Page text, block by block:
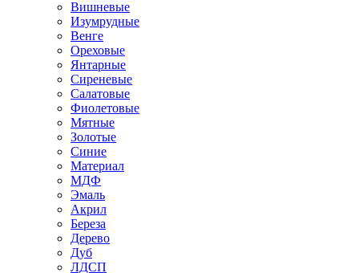
Вишневые
Изумрудные
Венге
Ореховые
Янтарные
Сиреневые
Салатовые
Фиолетовые
Мятные
Золотые
Синие
Материал
МДФ
Эмаль
Акрил
Береза
Дерево
Дуб
ЛДСП